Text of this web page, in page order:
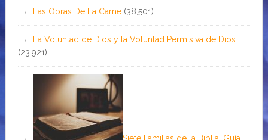
Las Obras De La Carne (38,501)
La Voluntad de Dios y la Voluntad Permisiva de Dios
(23,921)